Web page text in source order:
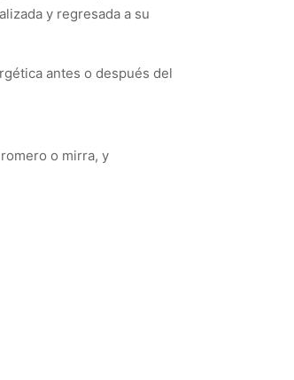
y regresada a su
antes o después del
o mirra, y